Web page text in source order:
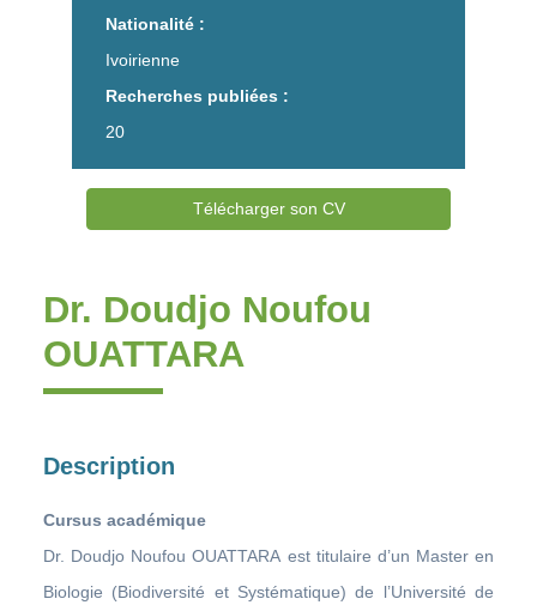
Nationalité :
Ivoirienne
Recherches publiées :
20
Télécharger son CV
Dr. Doudjo Noufou
OUATTARA
Description
Cursus académique
Dr. Doudjo Noufou OUATTARA est titulaire d’un Master en
Biologie (Biodiversité et Systématique) de l’Université de